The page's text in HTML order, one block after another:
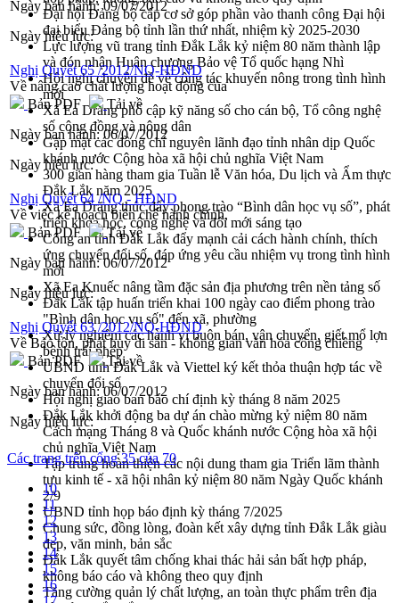
Đại hội Đảng bộ cấp cơ sở góp phần vào thanh công Đại hội
đại biểu Đảng bộ tỉnh lần thứ nhất, nhiệm kỳ 2025-2030
Lực lượng vũ trang tỉnh Đắk Lắk kỷ niệm 80 năm thành lập
và đón nhận Huân chương Bảo vệ Tổ quốc hạng Nhì
Hội nghị chuyên đề về công tác khuyến nông trong tình hình
mới
Xã Ea Drăng phổ cập kỹ năng số cho cán bộ, Tổ công nghệ
số cộng đồng và nông dân
Gặp mặt các đồng chí nguyên lãnh đạo tỉnh nhân dịp Quốc
khánh nước Cộng hòa xã hội chủ nghĩa Việt Nam
300 gian hàng tham gia Tuần lễ Văn hóa, Du lịch và Ẩm thực
Đắk Lắk năm 2025
Xã Ea Drăng thúc đẩy phong trào “Bình dân học vụ số”, phát
triển khoa học, công nghệ và đổi mới sáng tạo
Công an tỉnh Đắk Lắk đẩy mạnh cải cách hành chính, thích
ứng chuyển đổi số, đáp ứng yêu cầu nhiệm vụ trong tình hình
mới
Xã Ea Knuếc nâng tầm đặc sản địa phương trên nền tảng số
Đắk Lắk tập huấn triển khai 100 ngày cao điểm phong trào
"Bình dân học vụ số" đến xã, phường
Xử lý nghiêm các hành vi buôn bán, vận chuyển, giết mổ lợn
bệnh trái phép
UBND tỉnh Đắk Lắk và Viettel ký kết thỏa thuận hợp tác về
chuyển đổi số
Hội nghị giao ban báo chí định kỳ tháng 8 năm 2025
Đắk Lắk khởi động ba dự án chào mừng kỷ niệm 80 năm
Cách mạng Tháng 8 và Quốc khánh nước Cộng hòa xã hội
chủ nghĩa Việt Nam
Tập trung hoàn thiện các nội dung tham gia Triển lãm thành
tựu kinh tế - xã hội nhân kỷ niệm 80 năm Ngày Quốc khánh
2/9
UBND tỉnh họp báo định kỳ tháng 7/2025
Chung sức, đồng lòng, đoàn kết xây dựng tỉnh Đắk Lắk giàu
đẹp, văn minh, bản sắc
Đắk Lắk quyết tâm chống khai thác hải sản bất hợp pháp,
không báo cáo và không theo quy định
Tăng cường quản lý chất lượng, an toàn thực phẩm trên địa
Ngày ban hành:09/07/2012
Ngày hiệu lực:
Nghị Quyết 65 /2012/NQ-HĐND
Về nâng cao chất lượng hoạt động của
Bản PDF
Tải về
Ngày ban hành:06/07/2012
Ngày hiệu lực:
Nghị Quyết 64 /NQ - HĐND
Về việc kế hoạch biên chế hành chính,
Bản PDF
Tải về
Ngày ban hành:06/07/2012
Ngày hiệu lực:
Nghị Quyết 63 /2012/NQ-HĐND
Về Bảo tồn, phát huy di sản - không gian văn hóa cồng chiêng
Bản PDF
Tải về
Ngày ban hành:06/07/2012
Ngày hiệu lực:
Các trang trên cổng 35 của 70
10
11
12
13
14
15
16